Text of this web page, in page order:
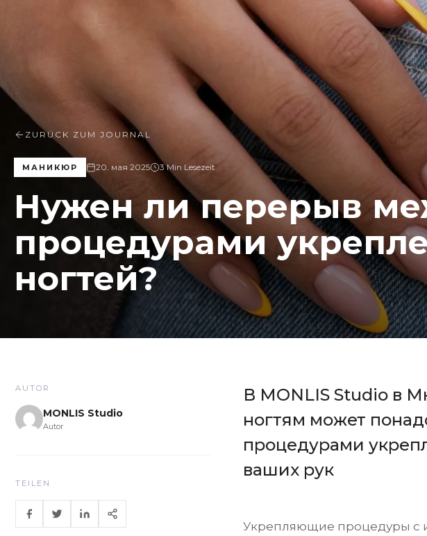
ZURÜCK ZUM JOURNAL
МАНИКЮР 20. мая 2025 3 Min Lesezeit
Нужен ли перерыв
процедурами
ногтей?
AUTOR
MONLIS Studio
Autor
TEILEN
В MONLIS Studio в
ногтям может
процедурами
ваших рук
Укрепляющие процедуры с